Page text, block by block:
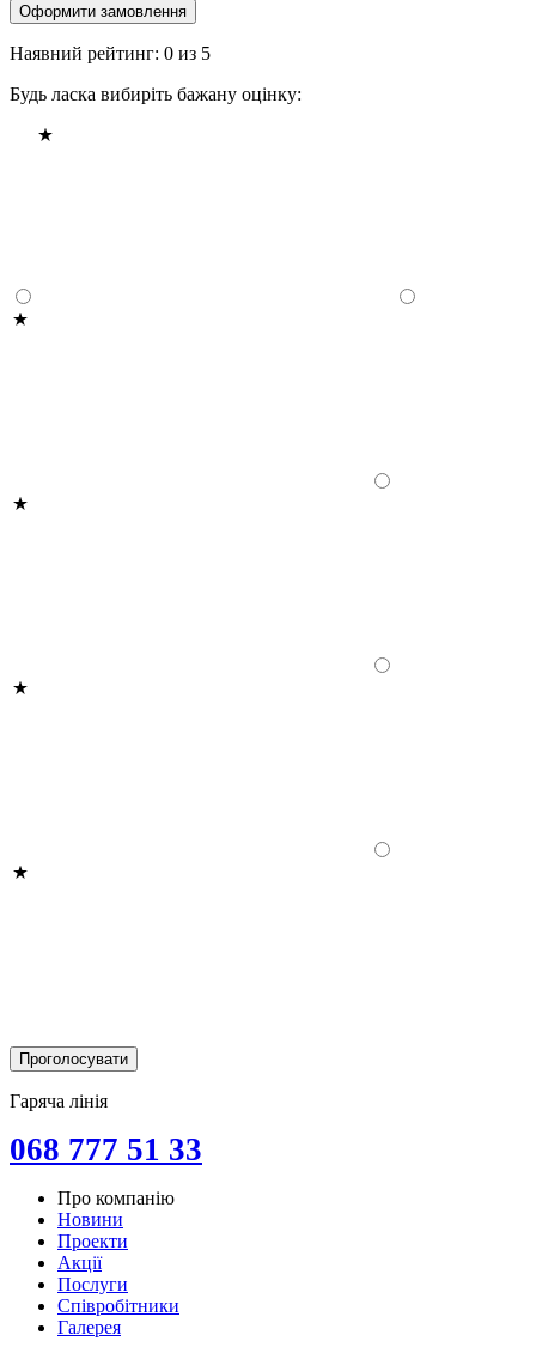
Оформити замовлення
Наявний рейтинг: 0 из 5
Будь ласка вибиріть бажану оцінку:
Гаряча лінія
068 777 51 33
Про компанію
Новини
Проекти
Акції
Послуги
Співробітники
Галерея